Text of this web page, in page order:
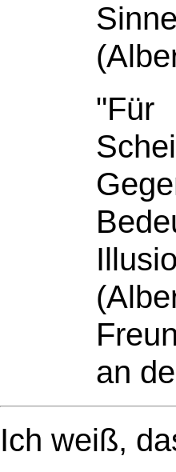
an
Ich weiß,